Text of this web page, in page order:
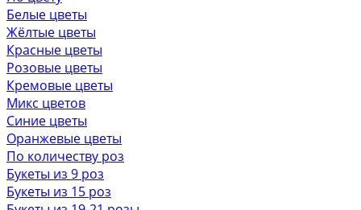
Белые цветы
Жёлтые цветы
Красные цветы
Розовые цветы
Кремовые цветы
Микс цветов
Синие цветы
Оранжевые цветы
По количеству роз
Букеты из 9 роз
Букеты из 15 роз